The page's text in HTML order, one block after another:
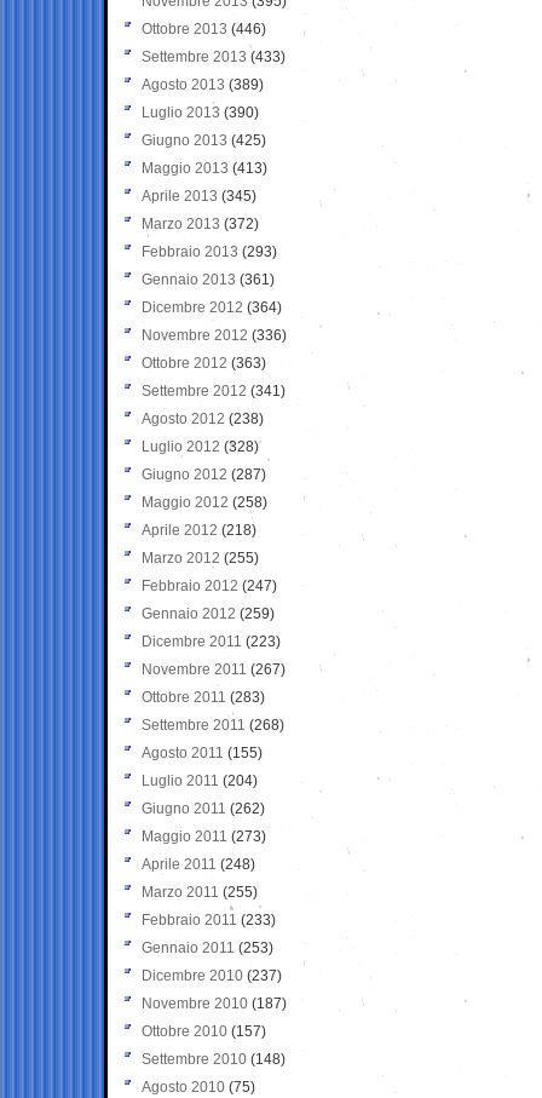
Ottobre 2013 (446)
Settembre 2013 (433)
Agosto 2013 (389)
Luglio 2013 (390)
Giugno 2013 (425)
Maggio 2013 (413)
Aprile 2013 (345)
Marzo 2013 (372)
Febbraio 2013 (293)
Gennaio 2013 (361)
Dicembre 2012 (364)
Novembre 2012 (336)
Ottobre 2012 (363)
Settembre 2012 (341)
Agosto 2012 (238)
Luglio 2012 (328)
Giugno 2012 (287)
Maggio 2012 (258)
Aprile 2012 (218)
Marzo 2012 (255)
Febbraio 2012 (247)
Gennaio 2012 (259)
Dicembre 2011 (223)
Novembre 2011 (267)
Ottobre 2011 (283)
Settembre 2011 (268)
Agosto 2011 (155)
Luglio 2011 (204)
Giugno 2011 (262)
Maggio 2011 (273)
Aprile 2011 (248)
Marzo 2011 (255)
Febbraio 2011 (233)
Gennaio 2011 (253)
Dicembre 2010 (237)
Novembre 2010 (187)
Ottobre 2010 (157)
Settembre 2010 (148)
Agosto 2010 (75)